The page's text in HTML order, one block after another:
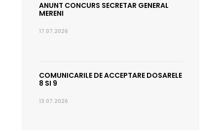
ANUNT CONCURS SECRETAR GENERAL
MERENI
17.07.2026
COMUNICARILE DE ACCEPTARE DOSARELE
8 SI 9
13.07.2026